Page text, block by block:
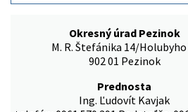
Okresný úrad Pezinok
M. R. Štefánika 14/Holubyho
902 01 Pezinok
Prednosta
Ing. Ľudovít Kavjak